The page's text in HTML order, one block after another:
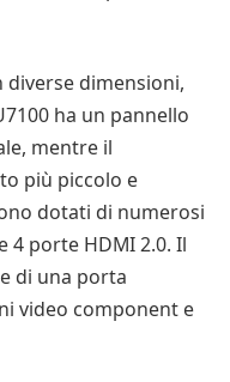
dimensioni,
ha un pannello
mentre il
più piccolo e
dotati di numerosi
4 porte HDMI 2.0. Il
di una porta
video component e